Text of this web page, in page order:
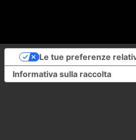
Informativa sulla raccolta
Le tue preferenze